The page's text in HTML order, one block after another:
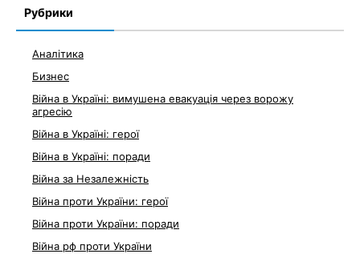
Рубрики
Аналітика
Бизнес
Війна в Україні: вимушена евакуація через ворожу
агресію
Війна в Україні: герої
Війна в Україні: поради
Війна за Незалежність
Війна проти України: герої
Війна проти України: поради
Війна рф проти України